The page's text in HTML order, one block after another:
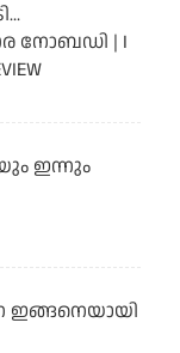
നോബഡി | I
ഇന്നും